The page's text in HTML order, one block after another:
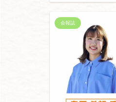
会報誌